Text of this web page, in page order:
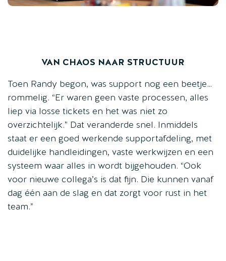
VAN CHAOS NAAR STRUCTUUR
Toen Randy begon, was support nog een beetje…
rommelig. “Er waren geen vaste processen, alles
liep via losse tickets en het was niet zo
overzichtelijk.” Dat veranderde snel. Inmiddels
staat er een goed werkende supportafdeling, met
duidelijke handleidingen, vaste werkwijzen en een
systeem waar alles in wordt bijgehouden. “Ook
voor nieuwe collega’s is dat fijn. Die kunnen vanaf
dag één aan de slag en dat zorgt voor rust in het
team.”